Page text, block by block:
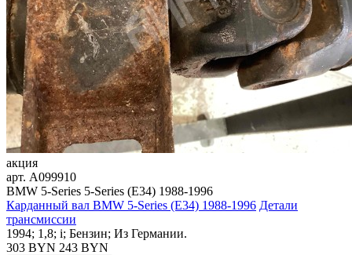
акция
арт. A099910
BMW 5-Series 5-Series (E34) 1988-1996
Карданный вал BMW 5-Series (E34) 1988-1996 Детали
трансмиссии
1994; 1,8; i; Бензин; Из Германии.
303 BYN 243 BYN